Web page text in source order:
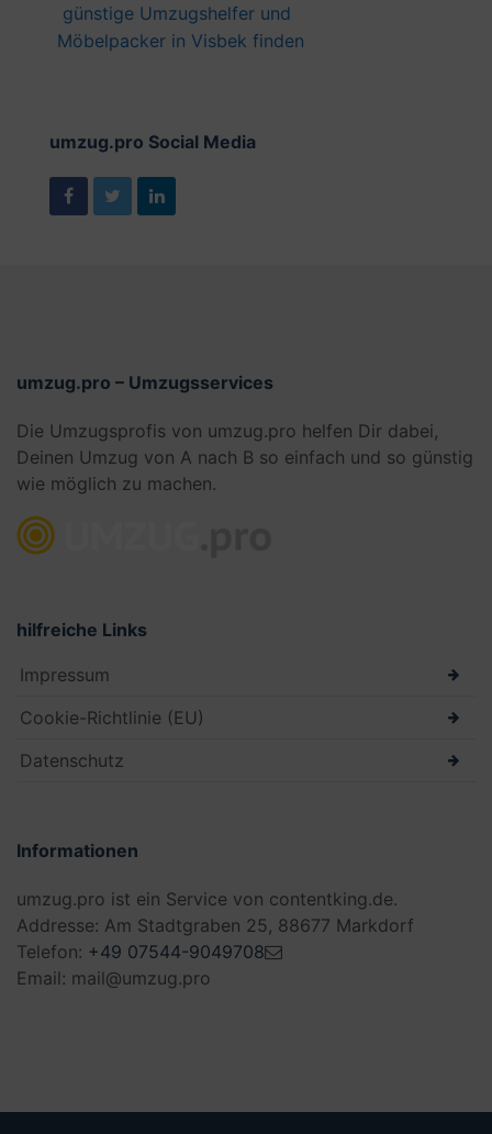
günstige Umzugshelfer und
Möbelpacker in Visbek finden
umzug.pro Social Media
umzug.pro – Umzugsservices
Die Umzugsprofis von umzug.pro helfen Dir dabei,
Deinen Umzug von A nach B so einfach und so günstig
wie möglich zu machen.
hilfreiche Links
Impressum
Cookie-Richtlinie (EU)
Datenschutz
Informationen
umzug.pro ist ein Service von contentking.de.
Addresse: Am Stadtgraben 25, 88677 Markdorf
Telefon: +49 07544-9049708
Email: mail@umzug.pro